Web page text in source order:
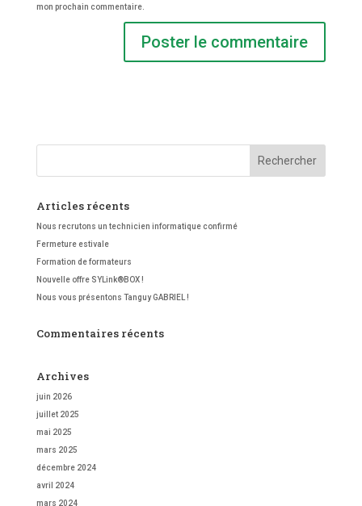
mon prochain commentaire.
Articles récents
Nous recrutons un technicien informatique confirmé
Fermeture estivale
Formation de formateurs
Nouvelle offre SYLink®BOX !
Nous vous présentons Tanguy GABRIEL !
Commentaires récents
Archives
juin 2026
juillet 2025
mai 2025
mars 2025
décembre 2024
avril 2024
mars 2024